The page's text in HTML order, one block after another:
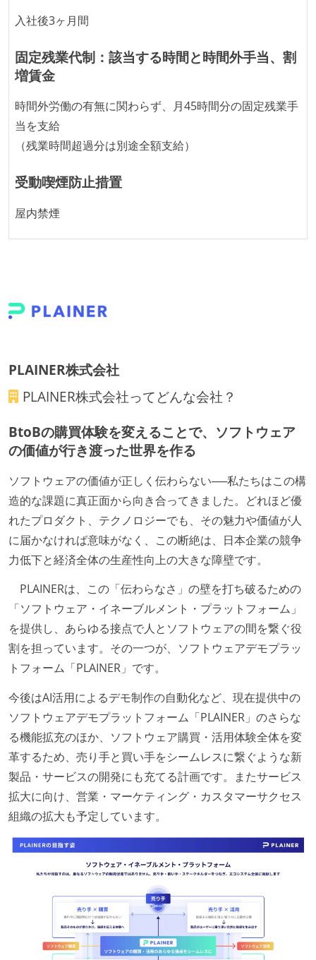
入社後3ヶ月間
固定残業代制：該当する時間と時間外手当、割
増賃金
時間外労働の有無に関わらず、月45時間分の固定残業手
当を支給
（残業時間超過分は別途全額支給）
受動喫煙防止措置
屋内禁煙
PLAINER株式会社
PLAINER株式会社ってどんな会社？
BtoBの購買体験を変えることで、ソフトウェア
の価値が行き渡った世界を作る
ソフトウェアの価値が正しく伝わらない──私たちはこの構
造的な課題に真正面から向き合ってきました。どれほど優
れたプロダクト、テクノロジーでも、その魅力や価値が人
に届かなければ意味がなく、この断絶は、日本企業の競争
力低下と経済全体の生産性向上の大きな障壁です。
PLAINERは、この「伝わらなさ」の壁を打ち破るための
「ソフトウェア・イネーブルメント・プラットフォーム」
を提供し、あらゆる接点で人とソフトウェアの間を繋ぐ役
割を担っています。その一つが、ソフトウェアデモプラッ
トフォーム「PLAINER」です。
今後はAI活用によるデモ制作の自動化など、現在提供中の
ソフトウェアデモプラットフォーム「PLAINER」のさらな
る機能拡充のほか、ソフトウェア購買・活用体験全体を変
革するため、売り手と買い手をシームレスに繋ぐような新
製品・サービスの開発にも充てる計画です。またサービス
拡大に向け、営業・マーケティング・カスタマーサクセス
組織の拡大も予定しています。